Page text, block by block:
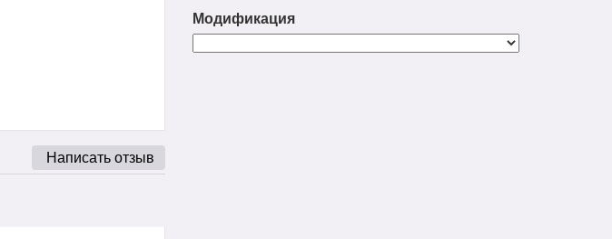
Написать отзыв
Модификация